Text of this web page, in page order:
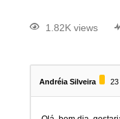
1.82K views
Andréia Silveira 23